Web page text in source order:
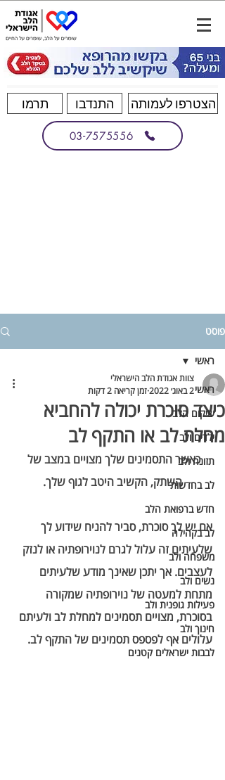
תרמו התנדבו הצטרפו לעמותה
03-7575556
פוסט
ראשי
שיקום הלב
ילדים ולב
תזונה ולב
לב בחדשות
חדש ברפואת הלב
לב בקהילה
משפחה ולב
נשים ולב
פעילות גופנית ולב
חינוך ולב
לבבות ישראלים קטנים
ראשי
כיצד סוכרת יכולה להחביא
מחלת לב או התקף לב
צוות אגודת הלב הישראלי
2 באוג׳ 2022
זמן קריאה 2 דקות
כאשר התסמינים שלך מצויים במצב של
השתק, הקשיב היטב לגוף שלך.
אם יש לך סוכרת, סביר להניח שידוע לך
שלעיתים זה עלול לגרם לנוירופתיה או לנזק
לעצבים. אך יתכן שאינך מודע שלעיתים
מתחת למעטה של נוירופתיה שמקורה
בסוכרת, מצויים תסמינים למחלת לב ולעיתם
עלולים אף לפספס תסמינים של התקף לב.